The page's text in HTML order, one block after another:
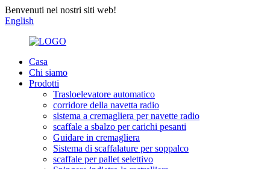
Benvenuti nei nostri siti web!
English
Casa
Chi siamo
Prodotti
Trasloelevatore automatico
corridore della navetta radio
sistema a cremagliera per navette radio
scaffale a sbalzo per carichi pesanti
Guidare in cremagliera
Sistema di scaffalature per soppalco
scaffale per pallet selettivo